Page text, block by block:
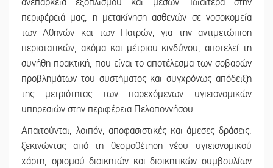
περιφέρειά μας, η μετακίνηση ασθενών σε νοσοκομεία
των Αθηνών και των Πατρών, για την αντιμετώπιση
περιστατικών, ακόμα και μέτριου κινδύνου, αποτελεί τη
συνήθη πρακτική, που είναι το αποτέλεσμα των σοβαρών
προβλημάτων του συστήματος και συγχρόνως απόδειξη
της μετριότητας των παρεχόμενων υγιειονομικών
υπηρεσιών στην περιφέρεια Πελοποννήσου.
Απαιτούνται, λοιπόν, αποφασιστικές και άμεσες δράσεις,
ξεκινώντας από τη θεσμοθέτηση νέου υγιειονομικού
χάρτη, ορισμού διοικητών και διοικητικών συμβουλίων